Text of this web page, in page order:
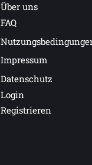
Über uns
FAQ
Impressum
Datenschutz
Login
Registrieren